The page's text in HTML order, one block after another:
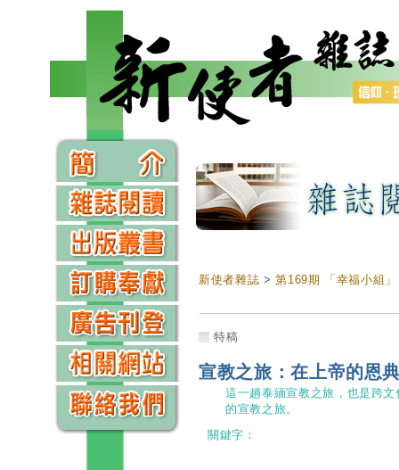
新使者雜誌 >第169期 「幸福小組」
特稿
宣教之旅：在上帝的恩
這一趟泰緬宣教之旅，也是跨
的宣教之旅。
關鍵字：